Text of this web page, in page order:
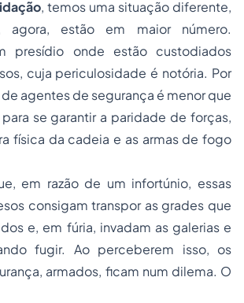
, temos uma situação diferente,
agora, estão em maior número.
presídio onde estão custodiados
cuja periculosidade é notória. Por
agentes de segurança é menor que
se garantir a paridade de forças,
física da cadeia e as armas de fogo
em razão de um infortúnio, essas
consigam transpor as grades que
e, em fúria, invadam as galerias e
fugir. Ao perceberem isso, os
armados, ficam num dilema. O